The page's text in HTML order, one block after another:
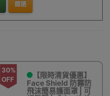
篩選
30%
OFF
【限時清貨優惠】
Face Shield 防霧防
飛沫簡易護面罩 | 可